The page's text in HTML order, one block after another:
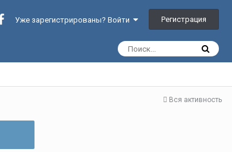
Уже зарегистрированы? Войти Регистрация
Вся активность